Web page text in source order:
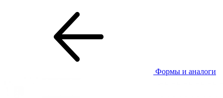
Формы и аналоги